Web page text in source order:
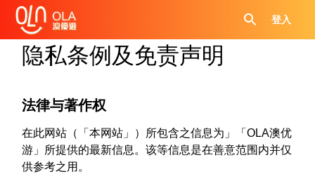
登入
隐私条例及免责声明
法律与著作权
在此网站（「本网站」）所包含之信息为」「OLA澳优
游」所提供的最新信息。该等信息是在善意范围内并仅
供参考之用。